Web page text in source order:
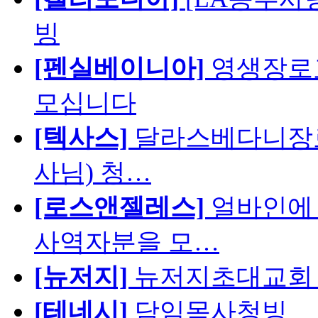
빙
[펜실베이니아] 영생장
모십니다
[텍사스] 달라스베다니
사님) 청…
[로스앤젤레스] 얼바인
사역자분을 모…
[뉴저지] 뉴저지초대교
[테네시] 담임목사청빙